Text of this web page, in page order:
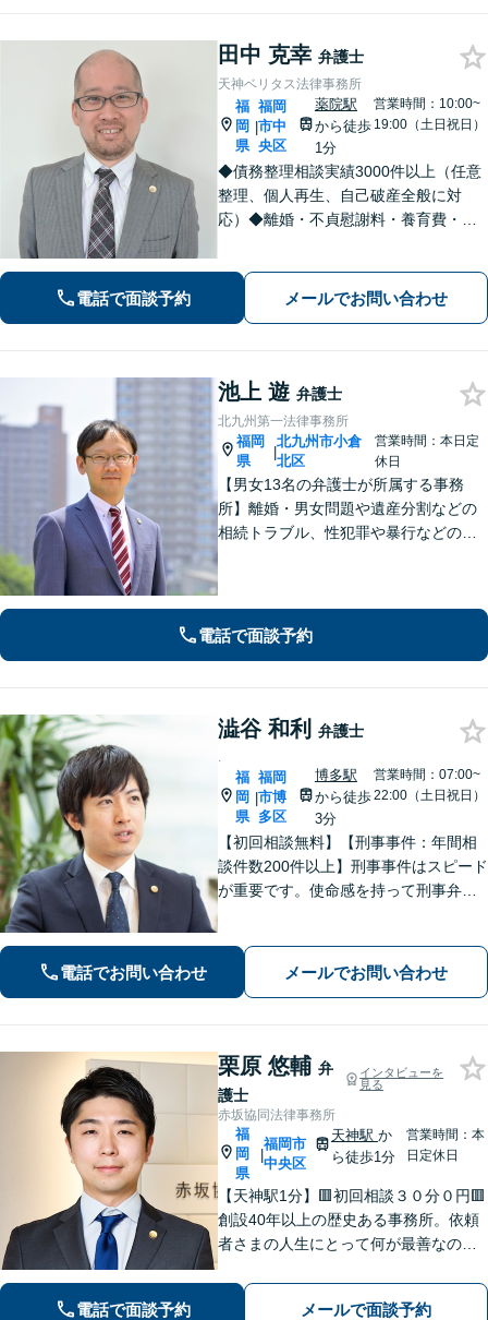
田中 克幸 弁護士
天神ベリタス法律事務所
福
岡
県
|
福岡
市中
央区
薬院駅
から徒歩
1分
営業時間：10:00~
19:00（土日祝日）
◆債務整理相談実績3000件以上（任意
整理、個人再生、自己破産全般に対
応）◆離婚・不貞慰謝料・養育費・親
刑事弁護（性犯罪、示談による不起
訴、逮捕・実名報道回避等）◆犯罪被
電話で面談予約 メールでお問い合わせ
池上 遊 弁護士
北九州第一法律事務所
福岡
県
|
北九州市小倉
北区
営業時間：本日定
休日
【男女13名の弁護士が所属する事務
所】離婚・男女問題や遺産分割などの
相続トラブル、性犯罪や暴行などの刑
します【土日祝・当日対応可】
電話で面談予約
澁谷 和利 弁護士
.
福
岡
県
|
福岡
市博
多区
博多駅
から徒歩
3分
営業時間：07:00~
22:00（土日祝日）
【初回相談無料】【刑事事件：年間相
談件数200件以上】刑事事件はスピード
が重要です。使命感を持って刑事弁護
対応可能：通訳を介さず英語で直接サ
ポート】
電話でお問い合わせ メールでお問い合わせ
栗原 悠輔 弁
護士
インタビューを
見る
赤坂協同法律事務所
福
岡
県
|
福岡市
中央区
天神駅 か
ら徒歩1分
営業時間：本
日定休日
【天神駅1分】🟥初回相談３０分０円🟥
創設40年以上の歴史ある事務所。依頼
者さまの人生にとって何が最善なのか
す。丁寧なサポート＆暖かみのある誠
実な対応を心がけております！【夜
電話で面談予約 メールで面談予約